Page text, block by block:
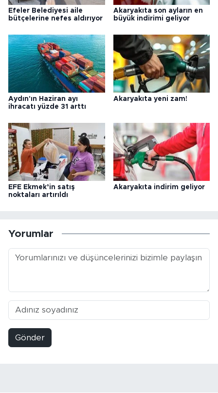
Efeler Belediyesi aile
bütçelerine nefes aldırıyor
Akaryakıta son ayların en
büyük indirimi geliyor
Aydın'ın Haziran ayı
ihracatı yüzde 31 arttı
Akaryakıta yeni zam!
EFE Ekmek’in satış
noktaları artırıldı
Akaryakıta indirim geliyor
Yorumlar
Gönder